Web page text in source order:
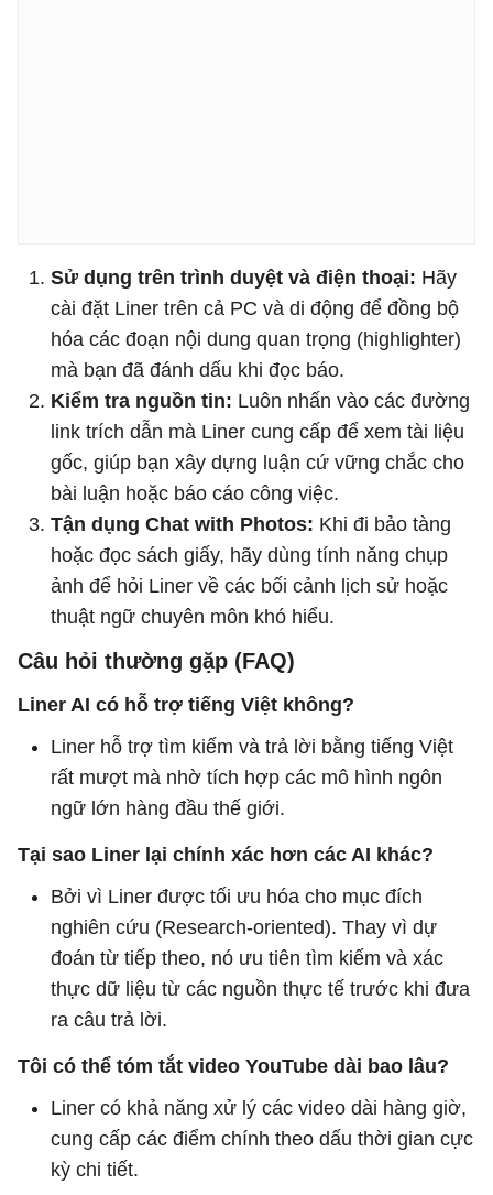
Sử dụng trên trình duyệt và điện thoại: Hãy
cài đặt Liner trên cả PC và di động để đồng bộ
hóa các đoạn nội dung quan trọng (highlighter)
mà bạn đã đánh dấu khi đọc báo.
Kiểm tra nguồn tin: Luôn nhấn vào các đường
link trích dẫn mà Liner cung cấp để xem tài liệu
gốc, giúp bạn xây dựng luận cứ vững chắc cho
bài luận hoặc báo cáo công việc.
Tận dụng Chat with Photos: Khi đi bảo tàng
hoặc đọc sách giấy, hãy dùng tính năng chụp
ảnh để hỏi Liner về các bối cảnh lịch sử hoặc
thuật ngữ chuyên môn khó hiểu.
Câu hỏi thường gặp (FAQ)
Liner AI có hỗ trợ tiếng Việt không?
Liner hỗ trợ tìm kiếm và trả lời bằng tiếng Việt
rất mượt mà nhờ tích hợp các mô hình ngôn
ngữ lớn hàng đầu thế giới.
Tại sao Liner lại chính xác hơn các AI khác?
Bởi vì Liner được tối ưu hóa cho mục đích
nghiên cứu (Research-oriented). Thay vì dự
đoán từ tiếp theo, nó ưu tiên tìm kiếm và xác
thực dữ liệu từ các nguồn thực tế trước khi đưa
ra câu trả lời.
Tôi có thể tóm tắt video YouTube dài bao lâu?
Liner có khả năng xử lý các video dài hàng giờ,
cung cấp các điểm chính theo dấu thời gian cực
kỳ chi tiết.